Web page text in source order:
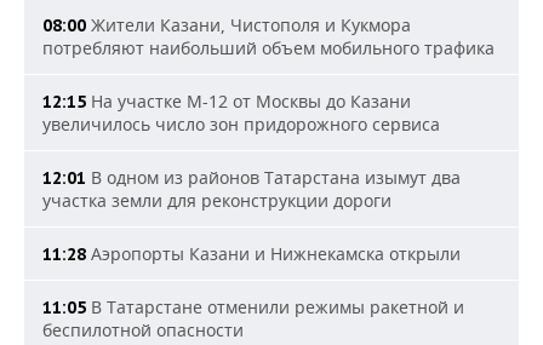
08:00 Жители Казани, Чистополя и Кукмора
потребляют наибольший объем мобильного трафика
12:15 На участке М-12 от Москвы до Казани
увеличилось число зон придорожного сервиса
12:01 В одном из районов Татарстана изымут два
участка земли для реконструкции дороги
11:28 Аэропорты Казани и Нижнекамска открыли
11:05 В Татарстане отменили режимы ракетной и
беспилотной опасности